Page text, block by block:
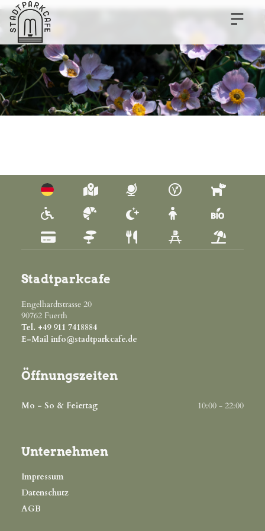
Stadtparkcafe
Engelhardtstrasse 20
90762 Fuerth
Tel. +49 911 7418884
E-Mail info@stadtparkcafe.de
Öffnungszeiten
Mo - So & Feiertag 10:00 - 22:00
Unternehmen
Impressum
Datenschutz
AGB